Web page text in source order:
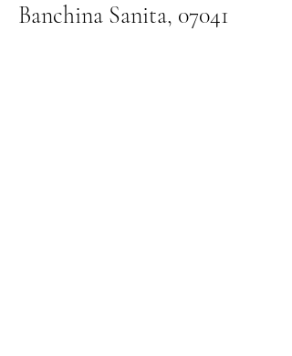
Banchina Sanita, 07041